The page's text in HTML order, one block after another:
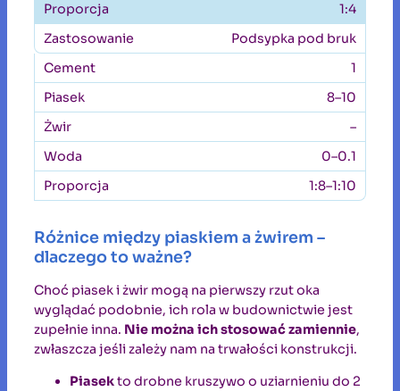
1:4
Podsypka pod bruk
1
8–10
–
0–0.1
1:8–1:10
Różnice między piaskiem a żwirem –
dlaczego to ważne?
Choć piasek i żwir mogą na pierwszy rzut oka
wyglądać podobnie, ich rola w budownictwie jest
zupełnie inna. Nie można ich stosować zamiennie,
zwłaszcza jeśli zależy nam na trwałości konstrukcji.
Piasekto drobne kruszywo o uziarnieniu do 2